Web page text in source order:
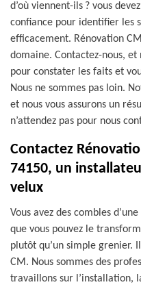
d’où viennent-ils ? vous
confiance pour identifier les
efficacement. Rénovation
domaine. Contactez-nous, et
pour constater les faits et
Nous ne sommes pas loin.
et nous vous assurons un
n’attendez pas pour nous
Contactez
74150, un
velux
Vous avez des combles
que vous pouvez le
plutôt qu’un simple grenier.
CM. Nous sommes des
travaillons sur l’installation,